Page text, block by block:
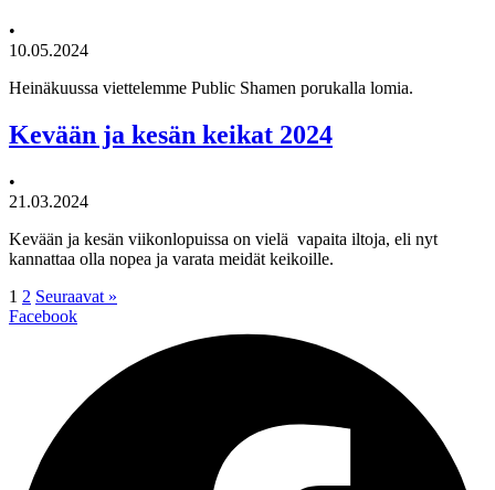
•
10.05.2024
Heinäkuussa viettelemme Public Shamen porukalla lomia.
Kevään ja kesän keikat 2024
•
21.03.2024
Kevään ja kesän viikonlopuissa on vielä vapaita iltoja, eli nyt
kannattaa olla nopea ja varata meidät keikoille.
1 2 Seuraavat »
Facebook